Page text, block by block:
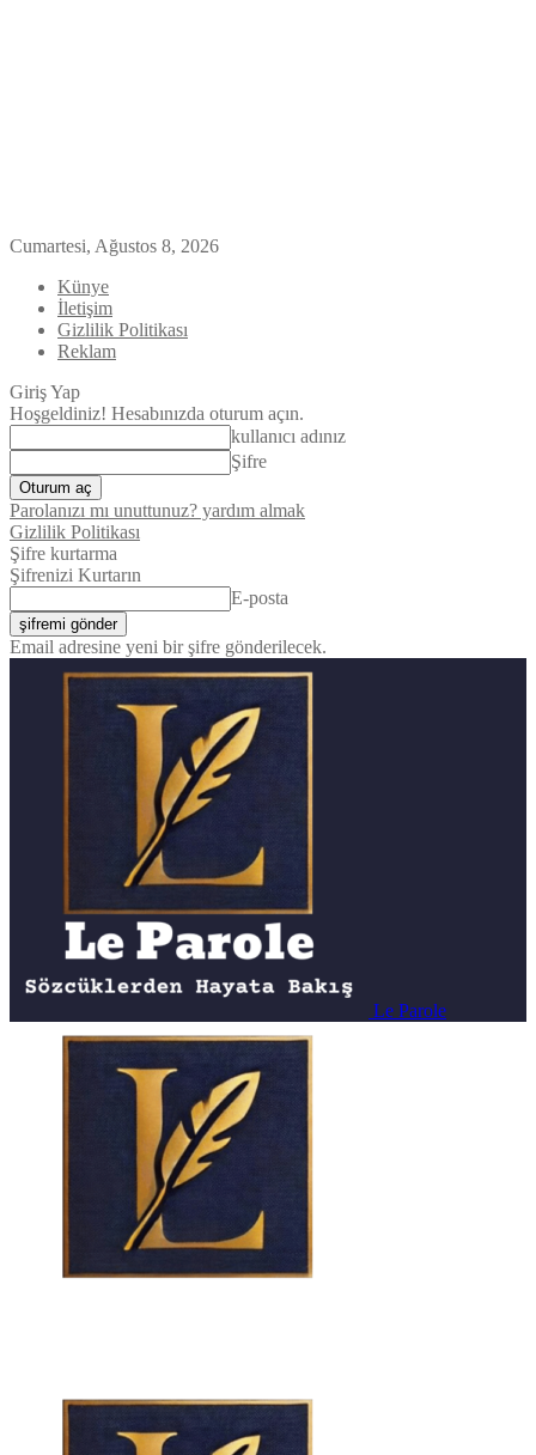
Cumartesi, Ağustos 8, 2026
Künye
İletişim
Gizlilik Politikası
Reklam
Giriş Yap
Hoşgeldiniz! Hesabınızda oturum açın.
kullanıcı adınız
Şifre
Parolanızı mı unuttunuz? yardım almak
Gizlilik Politikası
Şifre kurtarma
Şifrenizi Kurtarın
E-posta
Email adresine yeni bir şifre gönderilecek.
Le Parole